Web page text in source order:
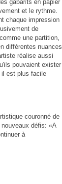
gabarits en papier
et le rythme.
chaque impression
de
une partition,
différentes nuances
réalise aussi
pouvaient exister
il est plus facile
couronné de
défis: «A
à